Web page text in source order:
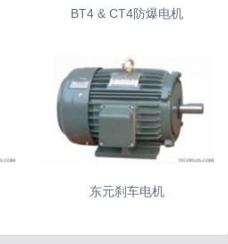
BT4 & CT4防爆电机
东元刹车电机